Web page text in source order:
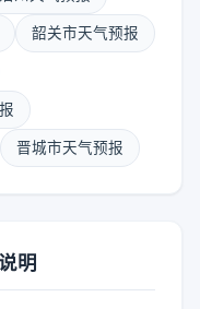
韶关市天气预报
晋城市天气预报
明